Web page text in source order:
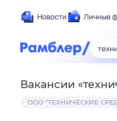
Новости Личные
Вакансии «
ООО "ТЕХНИЧЕСКИЕ